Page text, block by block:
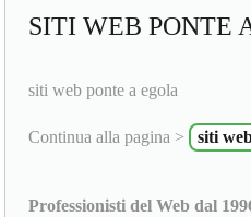
SITI WEB PONTE
siti web ponte a egola
Continua alla pagina > siti
Professionisti del Web dal